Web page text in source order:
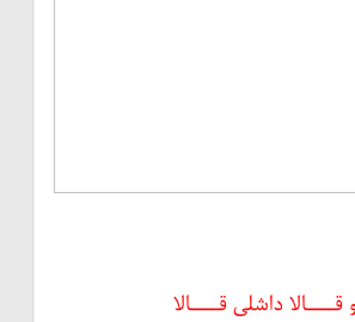
قــــالا داشلی قــــالا